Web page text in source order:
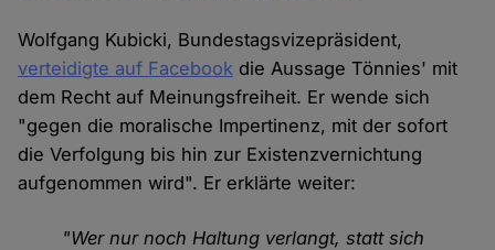
Wolfgang Kubicki, Bundestagsvizepräsident,
verteidigte auf Facebook die Aussage Tönnies' mit
dem Recht auf Meinungsfreiheit. Er wende sich
"gegen die moralische Impertinenz, mit der sofort
die Verfolgung bis hin zur Existenzvernichtung
aufgenommen wird". Er erklärte weiter:
"Wer nur noch Haltung verlangt, statt sich